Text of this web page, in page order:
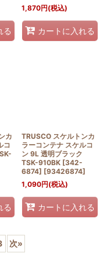
る
1,870円(税込)
カートに入れる
カ
コ
る
TRUSCO スケルトンカ
ラーコンテナ スケルコ
ン 9L 透明ブラック
TSK-910BK [342-
6874] [93426874]
1,090円(税込)
カートに入れる
次»